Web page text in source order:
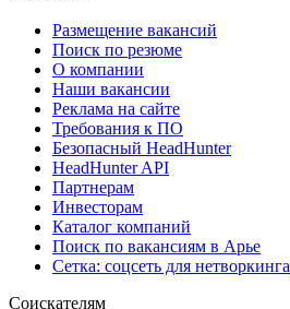
Размещение вакансий
Поиск по резюме
О компании
Наши вакансии
Реклама на сайте
Требования к ПО
Безопасный HeadHunter
HeadHunter API
Партнерам
Инвесторам
Каталог компаний
Поиск по вакансиям в Арье
Сетка: соцсеть для нетворкинга
Соискателям